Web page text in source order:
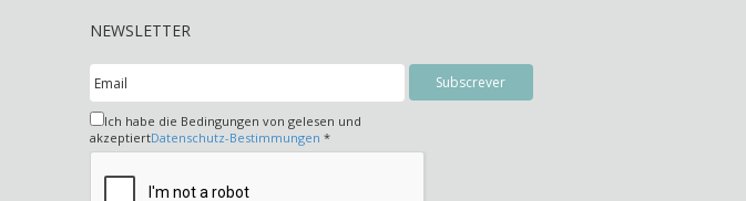
NEWSLETTER
Ich habe die Bedingungen von gelesen und
akzeptiertDatenschutz-Bestimmungen *